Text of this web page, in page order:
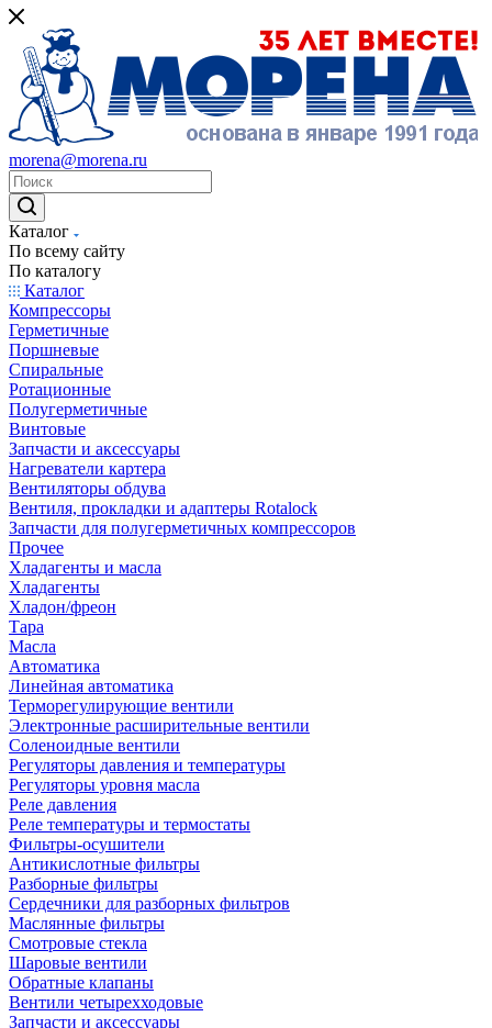
morena@morena.ru
Каталог
По всему сайту
По каталогу
Каталог
Компрессоры
Герметичные
Поршневые
Спиральные
Ротационные
Полугерметичные
Винтовые
Запчасти и аксессуары
Нагреватели картера
Вентиляторы обдува
Вентиля, прокладки и адаптеры Rotalock
Запчасти для полугерметичных компрессоров
Прочее
Хладагенты и масла
Хладагенты
Хладон/фреон
Тара
Масла
Автоматика
Линейная автоматика
Терморегулирующие вентили
Электронные расширительные вентили
Соленоидные вентили
Регуляторы давления и температуры
Регуляторы уровня масла
Реле давления
Реле температуры и термостаты
Фильтры-осушители
Антикислотные фильтры
Разборные фильтры
Сердечники для разборных фильтров
Маслянные фильтры
Смотровые стекла
Шаровые вентили
Обратные клапаны
Вентили четырехходовые
Запчасти и аксессуары